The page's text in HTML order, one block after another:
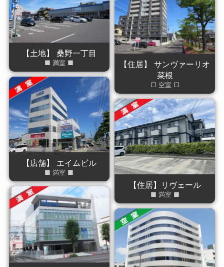
【土地】 桑野一丁目
■ 満室 ■
【住居】 サンヴァーリオ
菜根
□ 空室 □
【店舗】 エイムビル
■ 満室 ■
【住居】リヴェール
■ 満室 ■